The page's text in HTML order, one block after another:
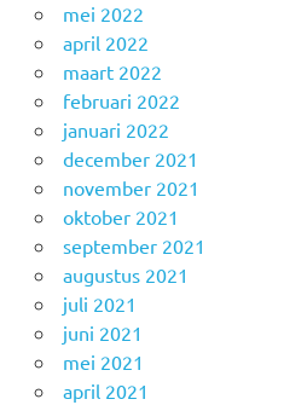
mei 2022
april 2022
maart 2022
februari 2022
januari 2022
december 2021
november 2021
oktober 2021
september 2021
augustus 2021
juli 2021
juni 2021
mei 2021
april 2021